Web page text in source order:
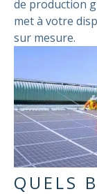
de production
met à votre
sur mesure.
QUELS